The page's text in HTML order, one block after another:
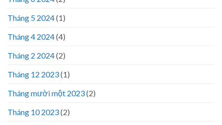
Tháng 5 2024(1)
Tháng 4 2024(4)
Tháng 2 2024(2)
Tháng 12 2023(1)
Tháng mười một 2023(2)
Tháng 10 2023(2)